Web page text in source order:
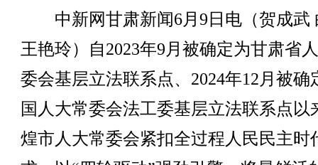
中新网甘肃新闻6月9日电（贺成武
王艳玲）自2023年9月被确定为甘肃省
委会基层立法联系点、2024年12月被确
国人大常委会法工委基层立法联系点以
煌市人大常委会紧扣全过程人民民主时